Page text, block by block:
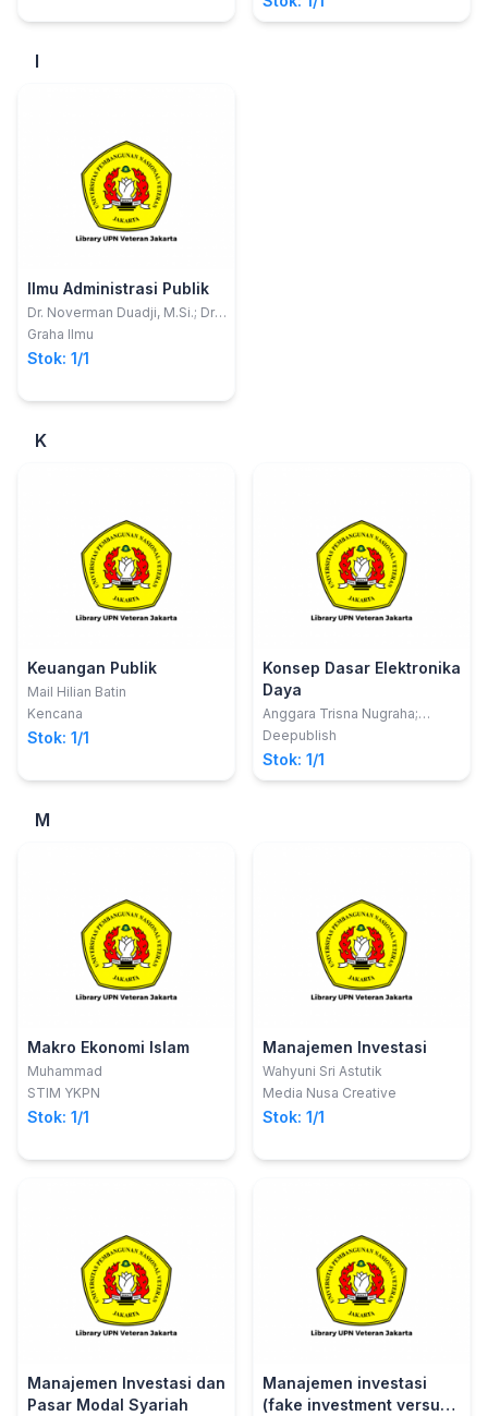
I
Ilmu Administrasi Publik
Dr. Noverman Duadji, M.Si.; Dr.
Novita Tresiana, M.Si.; Dodi
TresianaDodi Faedlulloh,
Graha Ilmu
Stok: 1/1
K
Keuangan Publik
Mail Hilian Batin
Kencana
Stok: 1/1
Konsep Dasar Elektronika
Daya
Anggara Trisna Nugraha;
Rachma Prilian Eviningsih
Deepublish
Stok: 1/1
M
Makro Ekonomi Islam
Muhammad
STIM YKPN
Stok: 1/1
Manajemen Investasi
Wahyuni Sri Astutik
Media Nusa Creative
Stok: 1/1
Manajemen Investasi dan
Pasar Modal Syariah
Manajemen investasi
(fake investment versus